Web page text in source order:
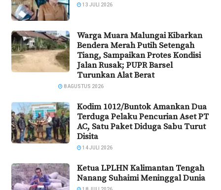
13 JULI 2026
Warga Muara Malungai Kibarkan
Bendera Merah Putih Setengah
Tiang, Sampaikan Protes Kondisi
Jalan Rusak; PUPR Barsel
Turunkan Alat Berat
8 AGUSTUS 2026
Kodim 1012/Buntok Amankan Dua
Terduga Pelaku Pencurian Aset PT
AC, Satu Paket Diduga Sabu Turut
Disita
14 JULI 2026
Ketua LPLHN Kalimantan Tengah
Nanang Suhaimi Meninggal Dunia